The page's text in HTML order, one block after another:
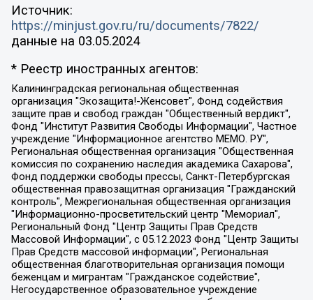
Источник:
https://minjust.gov.ru/ru/documents/7822/
данные на 03.05.2024
* Реестр иностранных агентов:
Калининградская региональная общественная организация "Экозащита!-Женсовет", Фонд содействия защите прав и свобод граждан "Общественный вердикт", Фонд "Институт Развития Свободы Информации", Частное учреждение "Информационное агентство МЕМО. РУ", Региональная общественная организация "Общественная комиссия по сохранению наследия академика Сахарова", Фонд поддержки свободы прессы, Санкт-Петербургская общественная правозащитная организация "Гражданский контроль", Межрегиональная общественная организация "Информационно-просветительский центр "Мемориал", Региональный Фонд "Центр Защиты Прав Средств Массовой Информации", с 05.12.2023 Фонд "Центр Защиты Прав Средств массовой информации", Региональная общественная благотворительная организация помощи беженцам и мигрантам "Гражданское содействие", Негосударственное образовательное учреждение дополнительного профессионального образования (повышение квалификации) специалистов "АКАДЕМИЯ ПО ПРАВАМ ЧЕЛОВЕКА", Свердловская региональная общественная организация "Сутяжник", Автономная некоммерческая организация "Центр независимых социологических исследований", Союз общественных объединений "Российский исследовательский центр по правам человека", Региональное общественное учреждение научно-информационный центр "МЕМОРИАЛ", Некоммерческая организация "Фонд защиты гласности", Автономная некоммерческая организация "Институт прав человека", Городская общественная организация "Екатеринбургское общество "МЕМОРИАЛ", Городская общественная организация "Рязанское историко-просветительское и правозащитное общество "Мемориал" (Рязанский Мемориал), Челябинский региональный орган общественной самодеятельности – женское общественное объединение "Женщины Евразии", Челябинский региональный орган общественной самодеятельности "Уральская правозащитная группа", Фонд содействия защите здоровья и социальной справедливости имени Андрея Рылькова, Автономная Некоммерческая Организация "Аналитический Центр Юрия Левады", Автономная некоммерческая организация социальной поддержки населения "Проект Апрель", Региональная общественная организация помощи женщинам и детям, находящимся в кризисной ситуации "Информационно-методический центр "Анна", Фонд содействия развитию массовых коммуникаций и правовому просвещению "Так-так-Так", Фонд содействия устойчивому развитию "Серебряная тайга", Свердловский региональный общественный фонд социальных проектов "Новое время", "Idel.Реалии", Кавказ.Реалии, Крым.Реалии, Телеканал Настоящее Время, Татаро-башкирская служба Радио Свобода (Azatliq Radiosi), Радио Свободная Европа/Радио Свобода (PCE/PC), "Сибирь.Реалии", "Фактограф", Благотворительный фонд помощи осужденным и их семьям, Автономная некоммерческая организация "Институт глобализации и социальных движений", Фонд "В защиту прав заключенных", Частное учреждение "Центр поддержки и содействия развитию средств массовой информации", Пензенский региональный общественный благотворительный фонд "Гражданский союз", "Север.Реалии", Некоммерческая организация Фонд "Правовая инициатива", Общество с ограниченной ответственностью "Радио Свободная Европа/Радио Свобода", Чешское информационное агентство "MEDIUM-ORIENT", Красноярская региональная общественная организация "Мы против СПИДа", Камалягин Денис Николаевич, Маркелов Сергей Евгеньевич, Пономарев Лев Александрович, Савицкая Людмила Алексеевна, Автономная некоммерческая организация "Центр по работе с проблемой насилия "НАСИЛИЮ.НЕТ", Межрегиональный профессиональный союз работников здравоохранения "Альянс врачей", Юридическое лицо, зарегистрированное в Латвийской Республике, SIA "Medusa Project" (регистрационный номер 40103797863, дата регистрации 10.06.2014), Некоммерческая организация "Фонд по борьбе с коррупцией", Автономная некоммерческая организация "Институт права и публичной политики", Баданин Роман Сергеевич, Гликин Максим Александрович, Железнова Мария Михайловна, Лукьянова Юлия Сергеевна, Маетная Елизавета Витальевна, Маняхин Петр Борисович, Чуракова Ольга Владимировна, Ярош Юлия Петровна, Юридическое лицо "The Insider SIA", зарегистрированное в Риге, Латвийская Республика (дата регистрации 26.06.2015), являющееся администратором доменного имени интернет-издания "The Insider SIA", https://theins.ru, Постернак Алексей Евгеньевич, Рубин Михаил Аркадьевич, Анин Роман Александрович, Юридическое лицо Istories fonds, зарегистрированное в Латвийской Республике (регистрационный номер 50008295751, дата регистрации 24.02.2020), Великовский Дмитрий Александрович, Долинина Ирина Николаевна, Мароховская Алеся Алексеевна, Шлейнов Роман Юрьевич, Шмагун Олеся Валентиновна, Общество с ограниченной ответственностью "Альтаир 2021", Общество с ограниченной ответственностью "Вега 2021", Общество с ограниченной ответственностью "Главный редактор 2021", Общество с ограниченной ответственностью "Ромашки монолит", Важенков Артем Валерьевич, Ивановская областная общественная организация "Центр гендерных исследований", Гурман Юрий Альбертович, Медиапроект "ОВД-Инфо", Егоров Владимир Владимирович, Жилинский Владимир Александрович, Общество с ограниченной ответственностью "ЗП", Иванова София Юрьевна, Карезина Инна Павловна, Кильтау Екатерина Викторовна, Петров Алексей Викторович, Пискунов Сергей Евгеньевич, Смирнов Сергей Сергеевич, Тихонов Михаил Сергеевич, Общество с ограниченной ответственностью "ЖУРНАЛИСТ-ИНОСТРАННЫЙ АГЕНТ", Арапова Галина Юрьевна, Вольтская Татьяна Анатольевна, Американская компания "Mason G.E.S. Anonymous Foundation" (США), являющаяся владельцем интернет-издания https://mnews.world/, Компания "Stichting Bellingcat", зарегистрированная в Нидерландах (дата регистрации 11.07.2018), Захаров Андрей Вячеславович, Клепиковская Екатерина Дмитриевна, Общество с ограниченной ответственностью "МЕМО", Перл Роман Александрович, Симонов Евгений Алексеевич, Соловьева Елена Анатольевна, Сотников Даниил Владимирович, Сурначева Елизавета Дмитриевна, Автономная некоммерческая организация по защите прав человека и информированию населения "Якутия – Наше Мнение", Общество с ограниченной ответственностью "Москоу диджитал медиа", с 26.01.2023 Общество с ограниченной ответственностью "Чайка Белые сады", Ветошкина Валерия Валерьевна, Заговора Максим Александрович, Межрегиональное общественное движение "Российская ЛГБТ - сеть", Оленичев Максим Владимирович, Павлов Иван Юрьевич, Скворцова Елена Сергеевна, Общество с ограниченной ответственностью "Как бы инагент", Кочетков Игорь Викторович, Общество с ограниченной ответственностью "Честные выборы", Еланчик Олег Александрович, Общество с ограниченной ответственностью "Нобелевский призыв", Гималова Регина Эмилевна, Григорьев Андрей Валерьевич, Григорьева Алина Александровна, Ассоциация по содействию защите прав призывников, альтернативнослужащих и военнослужащих "Правозащитная группа "Гражданин.Армия.Право", Хисамова Регина Фаритовна, Автономная некоммерческая организация по реализации социально-правовых программ "Лилит", Дальневосточное общественное движение "Маяк", Санкт-Петербургская ЛГБТ-инициативная группа "Выход", Инициативная группа ЛГБТ+ "Реверс", Алексеев Андрей Викторович, Бекбулатова Таисия Львовна, Беляев Иван Михайлович, Владыкина Елена Сергеевна, Гельман Марат Александрович, Никульшина Вероника Юрьевна, Толоконникова Надежда Андреевна, Шендерович Виктор Анатольевич, Общество с ограниченной ответственностью "Данное сообщение", Общество с ограниченной ответственностью Издательский дом "Новая глава", Айнбиндер Александра Александровна, Московский комьюнити-центр для ЛГБТ+инициатив, Благотворительный фонд развития филантропии, Deutsche Welle (Германия, Kurt-Schumacher-Strasse 3, 53113 Bonn), Борзунова Мария Михайловна, Воробьев Виктор Викторович, Голубева Анна Львовна, Константинова Алла Михайловна, Малкова Ирина Владимировна, Мурадов Мурад Абдулгалимович, Осетинская Елизавета Николаевна, Понасенков Евгений Николаевич, Ганапольский Матвей Юрьевич, Киселев Евгений Алексеевич, Борухович Ирина Григорьевна, Дремин Иван Тимофеевич, Дубровский Дмитрий Викторович, Красноярская региональная общественная организация поддержки и развития альтернативных образовательных технологий и межкультурных коммуникаций "ИНТЕРРА", Маяковская Екатерина Алексеевна, Фейгин Марк Захарович, Филимонов Андрей Викторович, Дзугкоева Регина Николаевна, Доброхотов Роман Александрович, Дудь Юрий Александрович, Елкин Сергей Владимирович, Кругликов Кирилл Игоревич, Сабунаева Мария Леонидовна, Семенов Алексей Владимирович, Шаинян Карен Багратович, Шульман Екатерина Михайловна, Асафьев Артур Валерьевич, Вахштайн Виктор Семенович, Венедиктов Алексей Алексеевич, Лушникова Екатерина Евгеньевна, Волков Леонид Михайлович, Невзоров Александр Глебович, Пархоменко Сергей Борисович, Сироткин Ярослав Николаевич, Кара-Мурза Владимир Владимирович, Баранова Наталья Владимировна, Гозман Леонид Яковлевич, Кагарлицкий Борис Юльевич, Климарев Михаил Валерьевич, Милов Владимир Станиславович, Автономная некоммерческая организация Краснодарский центр современного искусства "Типография", Моргенштерн Алишер Тагирович, Соболь Любовь Эдуардовна, Общество с ограниченной ответственностью "ЛИЗА НОРМ", Каспаров Гарри Кимович, Ходорковский Михаил Борисович, Общество с ограниченной ответственностью "Апрельские тезисы", Данилович Ирина Брониславовна, Кашин Олег Владимирович, Петров Николай Владимирович, Пивоваров Алексей Владимирович, Соколов Михаил Владимирович, Цветкова Юлия Владимировна, Чичваркин Евгений Александрович, Комитет против пыток/Команда против пыток, Общество с ограниченной ответственностью "Первый научный", Общество с ограниченной ответственностью "Вертолет и ко", Белоцерковская Вероника Борисовна, Кац Максим Евгеньевич, Лазарева Татьяна Юрьевна, Шаведдинов Руслан Табризович, Яшин Илья Валерьевич, Общество с ограниченной ответственностью "Иноагент ААВ", Алешковский Дмитрий Петрович, Альбац Евгения Марковна, Быков Дмитрий Львович, Галямина Юлия Евгеньевна, Лойко Сергей Леонидович, Мартынов Кирилл Константинович, Медведев Сергей Александрович, Крашенинников Федор Геннадиевич, Гордеева Катерина Вл